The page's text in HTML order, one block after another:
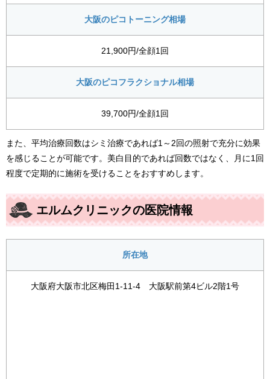
大阪のピコトーニング相場
21,900円/全顔1回
大阪のピコフラクショナル相場
39,700円/全顔1回
また、平均治療回数はシミ治療であれば1～2回の照射で充分に効果
を感じることが可能です。美白目的であれば回数ではなく、月に1回
程度で定期的に施術を受けることをおすすめします。
エルムクリニックの医院情報
所在地
大阪府大阪市北区梅田1-11-4 大阪駅前第4ビル2階1号